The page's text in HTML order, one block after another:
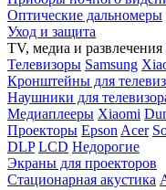
Оптические дальномеры
Уход и защита
TV, медиа и развлечения
Телевизоры Samsung
Кронштейны для
Наушники для
Медиаплееры Xiaomi
Проекторы Epson Acer
DLP LCD Недорогие
Экраны для проекторов
Стационарная акустика